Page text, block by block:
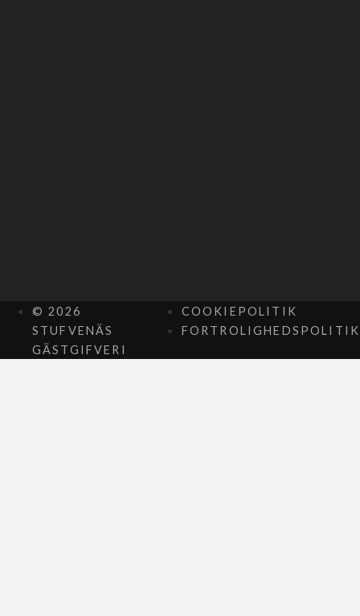
© 2026
STUFVENÄS
GÄSTGIFVERI
COOKIEPOLITIK
FORTROLIGHEDSPOLITIK